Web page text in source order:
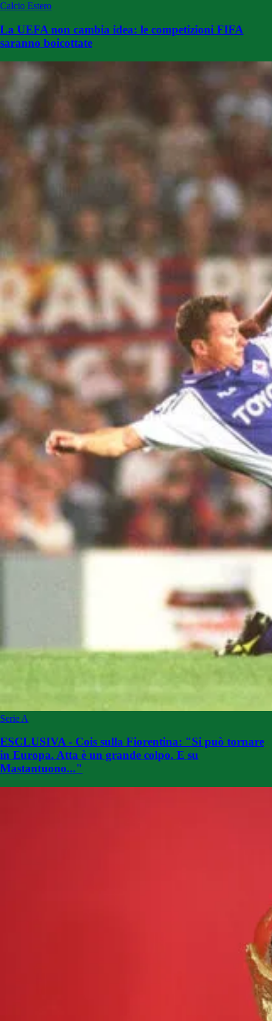
Calcio Estero
La UEFA non cambia idea: le competizioni FIFA
saranno boicottate
Serie A
ESCLUSIVA - Cois sulla Fiorentina: "Si può tornare
in Europa. Atta è un grande colpo. E su
Mastantuono..."